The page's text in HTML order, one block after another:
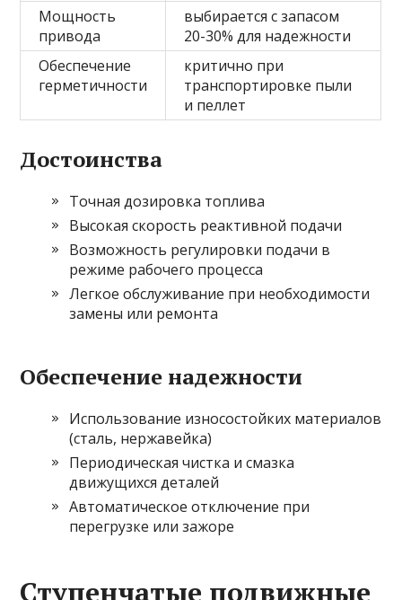
Мощность
привода
выбирается с запасом
20-30% для надежности
Обеспечение
герметичности
критично при
транспортировке пыли
и пеллет
Достоинства
Точная дозировка топлива
Высокая скорость реактивной подачи
Возможность регулировки подачи в
режиме рабочего процесса
Легкое обслуживание при необходимости
замены или ремонта
Обеспечение надежности
Использование износостойких материалов
(сталь, нержавейка)
Периодическая чистка и смазка
движущихся деталей
Автоматическое отключение при
перегрузке или зажоре
Ступенчатые подвижные